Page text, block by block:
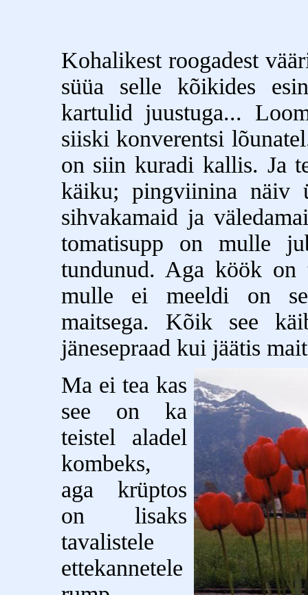
Kohalikest roogadest
süüa selle kõikides
kartulid juustuga...
siiski konverentsi
on siin kuradi kallis. Ja
käiku; pingviinina näiv
sihvakamaid ja
tomatisupp on mulle
tundunud. Aga köök on
mulle ei meeldi on
maitsega. Kõik see
jänesepraad kui jäätis
Ma ei tea kas
see on ka
teistel aladel
kombeks,
aga krüptos
on lisaks
tavalistele
ettekannetele